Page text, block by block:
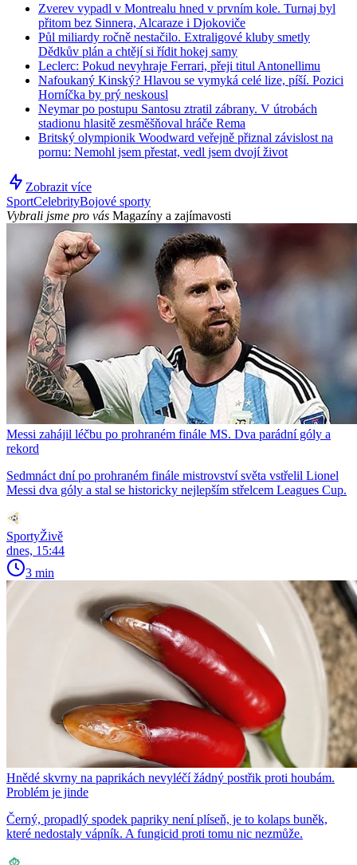
Zverev vypadl v Montrealu hned v prvním kole. Turnaj byl
přitom bez Sinnera, Alcaraze i Djokoviče
Půl miliardy ročně nestačilo. Extraligové kluby smetly
Dědkův plán a chtějí si řídit hokej samy
Leclerc: Pokud nevyhraje Ferrari, přeji titul Antonellimu
Nafoukaný Kinský? Hlavou se vymyká celé lize, píší. Pozici
Horníčka by prý neskousl
Neymar po postupu Santosu ztratil zábrany. V útrobách
stadionu hlasitě zesměšňoval hráče Rema
Britský olympionik Woodward veřejně přiznal závislost na
pornu: Nemohl jsem přestat, vedl jsem dvojí život
Zobrazit více
SportCelebrityBojové sporty
Vybrali jsme pro vás Magazíny a zajímavosti
Messi zahájil léčbu po prohraném finále MS. Dva parádní góly a
rekord
Sedmnáct dní po prohraném finále mistrovství světa vstřelil Lionel
Messi dva góly a stal se historicky nejlepším střelcem Leagues Cup.
SportyŽivě
dnes, 15:44
3 min
Hnědé skvrny na paprikách nevyléčí žádný postřik proti houbám.
Problém je jinde
Černý, propadlý spodek papriky není plíseň, je to kolaps buněk,
které nedostaly vápník. A fungicid proti tomu nic nezmůže.